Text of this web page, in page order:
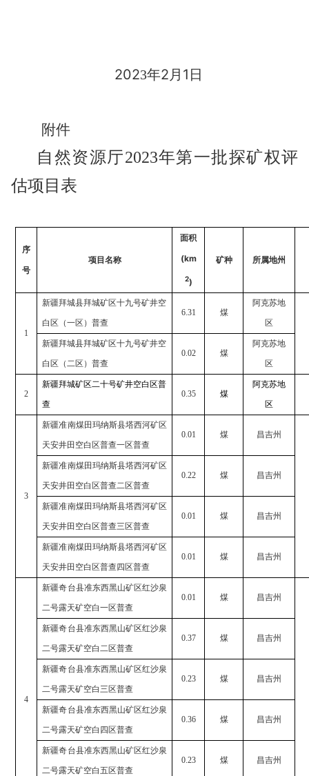
2023年2月 1 日
附件
自然资源厅2023年第一批探矿权评
估项目表
序
号
项目名称
面积
(km
2)
矿种 所属地州
1
新疆拜城县拜城矿区十九号矿井空
白区（一区）普查
6.31 煤
阿克苏地
区
新疆拜城县拜城矿区十九号矿井空
白区（二区）普查
0.02 煤
阿克苏地
区
2
新疆拜城矿区二十号矿井空白区普
查
0.35 煤
阿克苏地
区
3
新疆准南煤田玛纳斯县塔西河矿区
天安井田空白区普查一区普查
0.01 煤 昌吉州
新疆准南煤田玛纳斯县塔西河矿区
天安井田空白区普查二区普查
0.22 煤 昌吉州
新疆准南煤田玛纳斯县塔西河矿区
天安井田空白区普查三区普查
0.01 煤 昌吉州
新疆准南煤田玛纳斯县塔西河矿区
天安井田空白区普查四区普查
0.01 煤 昌吉州
4
新疆奇台县准东西黑山矿区红沙泉
二号露天矿空白一区普查
0.01 煤 昌吉州
新疆奇台县准东西黑山矿区红沙泉
二号露天矿空白二区普查
0.37 煤 昌吉州
新疆奇台县准东西黑山矿区红沙泉
二号露天矿空白三区普查
0.23 煤 昌吉州
新疆奇台县准东西黑山矿区红沙泉
二号露天矿空白四区普查
0.36 煤 昌吉州
新疆奇台县准东西黑山矿区红沙泉
二号露天矿空白五区普查
0.23 煤 昌吉州